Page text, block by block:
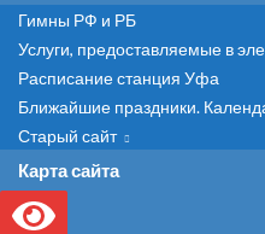
Гимны РФ и РБ
Услуги, предоставляемые в
Расписание станция Уфа
Ближайшие праздники.
Старый сайт
Карта сайта